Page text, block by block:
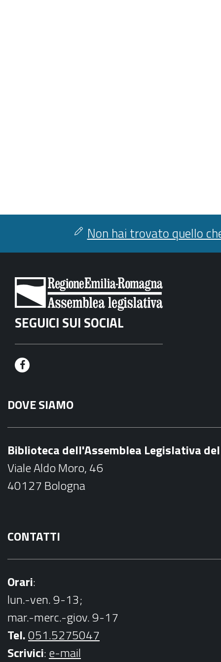
Non hai trovato quello
SEGUICI SUI SOCIAL
F
c
e
o
k
DOVE SIAMO
Biblioteca dell'Assemblea Legislativa
Viale Aldo Moro, 46
40127 Bologna
CONTATTI
Orari:
lun.-ven. 9-13;
mar.-merc.-giov. 9-17
Tel.051.5275047
Scrivici:e-mail